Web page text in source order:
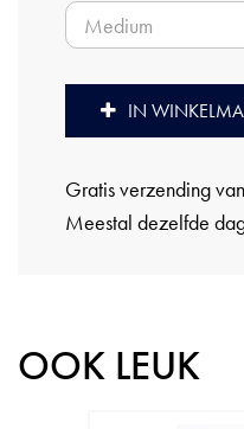
IN
Gratis verzending
Meestal dezelfde
OOK LEUK